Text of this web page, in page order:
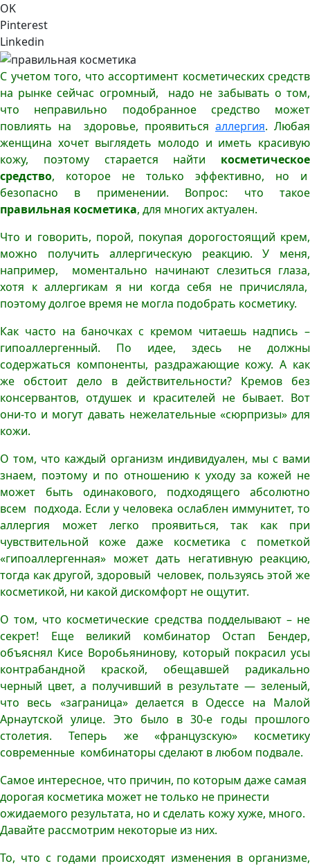
OK
Pinterest
Linkedin
С учетом того, что ассортимент косметических средств
на рынке сейчас огромный, надо не забывать о том,
что неправильно подобранное средство может
повлиять на здоровье, проявиться аллергия. Любая
женщина хочет выглядеть молодо и иметь красивую
кожу, поэтому старается найти косметическое
средство, которое не только эффективно, но и
безопасно в применении. Вопрос: что такое
правильная косметика, для многих актуален.
Что и говорить, порой, покупая дорогостоящий крем,
можно получить аллергическую реакцию. У меня,
например, моментально начинают слезиться глаза,
хотя к аллергикам я ни когда себя не причисляла,
поэтому долгое время не могла подобрать косметику.
Как часто на баночках с кремом читаешь надпись –
гипоаллергенный. По идее, здесь не должны
содержаться компоненты, раздражающие кожу. А как
же обстоит дело в действительности? Кремов без
консервантов, отдушек и красителей не бывает. Вот
они-то и могут давать нежелательные «сюрпризы» для
кожи.
О том, что каждый организм индивидуален, мы с вами
знаем, поэтому и по отношению к уходу за кожей не
может быть одинакового, подходящего абсолютно
всем подхода. Если у человека ослаблен иммунитет, то
аллергия может легко проявиться, так как при
чувствительной коже даже косметика с пометкой
«гипоаллергенная» может дать негативную реакцию,
тогда как другой, здоровый человек, пользуясь этой же
косметикой, ни какой дискомфорт не ощутит.
О том, что косметические средства подделывают – не
секрет! Еще великий комбинатор Остап Бендер,
объяснял Кисе Воробьянинову, который покрасил усы
контрабандной краской, обещавшей радикально
черный цвет, а получивший в результате — зеленый,
что весь «заграница» делается в Одессе на Малой
Арнаутской улице. Это было в 30-е годы прошлого
столетия. Теперь же «французскую» косметику
современные комбинаторы сделают в любом подвале.
Самое интересное, что причин, по которым даже самая
дорогая косметика может не только не принести
ожидаемого результата, но и сделать кожу хуже, много.
Давайте рассмотрим некоторые из них.
То, что с годами происходят изменения в организме,